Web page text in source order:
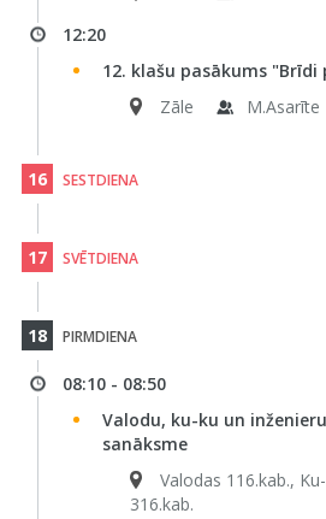
12:20
12. klašu pasākums "Brīdi
Zāle
M.Asarīte
16 SESTDIENA
17 SVĒTDIENA
18 PIRMDIENA
08:10 - 08:50
Valodu, ku-ku un
sanāksme
Valodas 116.kab.,
316.kab.